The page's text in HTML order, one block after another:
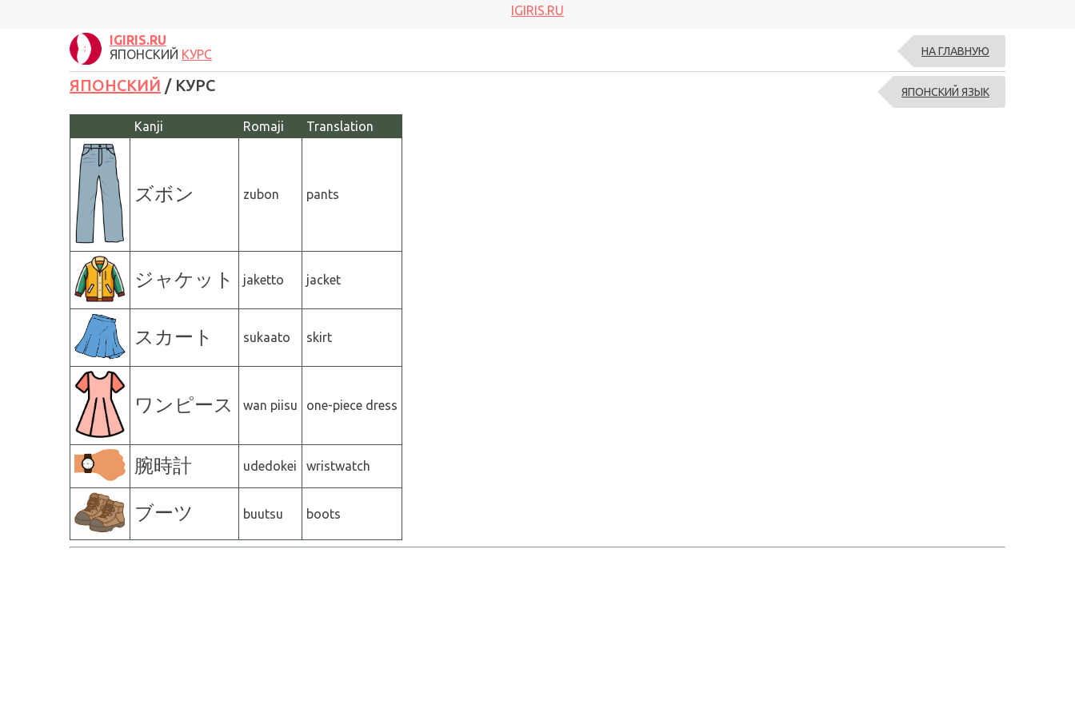
IGIRIS.RU
IGIRIS.RU
ЯПОНСКИЙ КУРС НА ГЛАВНУЮ
ЯПОНСКИЙ / КУРС ЯПОНСКИЙ ЯЗЫК
Kanji Romaji Translation
ズボン zubon pants
ジャケット jaketto jacket
スカート sukaato skirt
ワンピース wan piisu one-piece dress
腕時計 udedokei wristwatch
ブーツ buutsu boots